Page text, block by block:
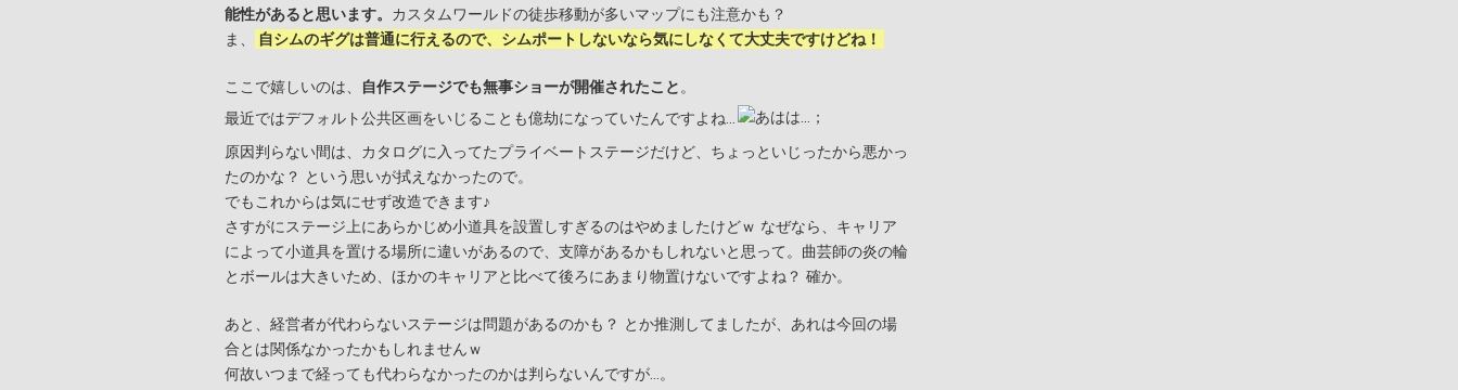
能性があると思います。 カスタムワールドの徒歩移動が多いマップにも注意かも？
ま、
自シムのギグは普通に行えるので、シムポートしないなら気にしなくて大丈夫ですけどね！
ここで嬉しいのは、 自作ステージでも無事ショーが開催されたこと 。
最近ではデフォルト公共区画をいじることも億劫になっていたんですよね…
原因判らない間は、カタログに入ってたプライベートステージだけど、ちょっといじったから悪かっ
たのかな？ という思いが拭えなかったので。
でもこれからは気にせず改造できます♪
さすがにステージ上にあらかじめ小道具を設置しすぎるのはやめましたけどｗ なぜなら、キャリア
によって小道具を置ける場所に違いがあるので、支障があるかもしれないと思って。曲芸師の炎の輪
とボールは大きいため、ほかのキャリアと比べて後ろにあまり物置けないですよね？ 確か。
あと、経営者が代わらないステージは問題があるのかも？ とか推測してましたが、あれは今回の場
合とは関係なかったかもしれませんｗ
何故いつまで経っても代わらなかったのかは判らないんですが…。